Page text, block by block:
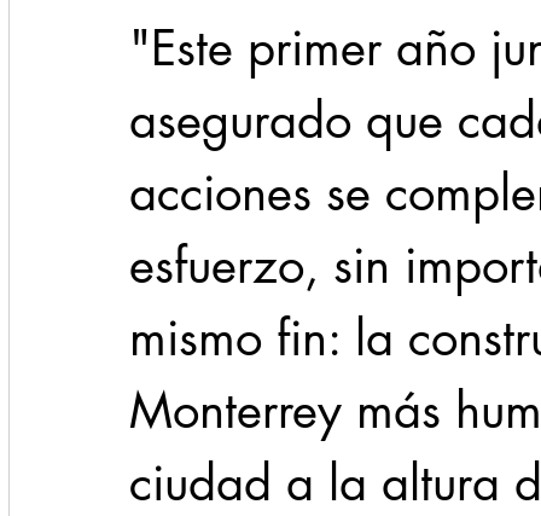
"Este primer año
asegurado que
acciones se
esfuerzo, sin
mismo fin: la
Monterrey más
ciudad a la altura